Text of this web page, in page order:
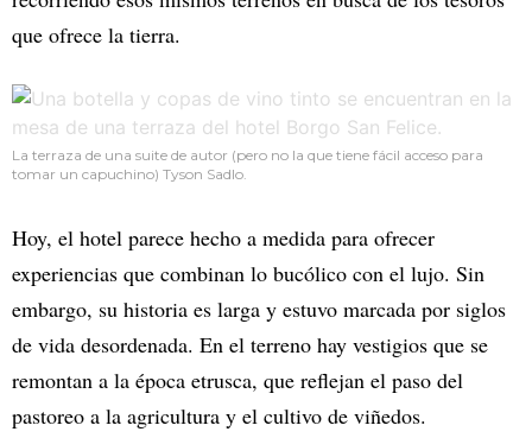
que ofrece la tierra.
La terraza de una suite de autor (pero no la que tiene fácil acceso para
tomar un capuchino) Tyson Sadlo.
Hoy, el hotel parece hecho a medida para ofrecer
experiencias que combinan lo bucólico con el lujo. Sin
embargo, su historia es larga y estuvo marcada por siglos
de vida desordenada. En el terreno hay vestigios que se
remontan a la época etrusca, que reflejan el paso del
pastoreo a la agricultura y el cultivo de viñedos.